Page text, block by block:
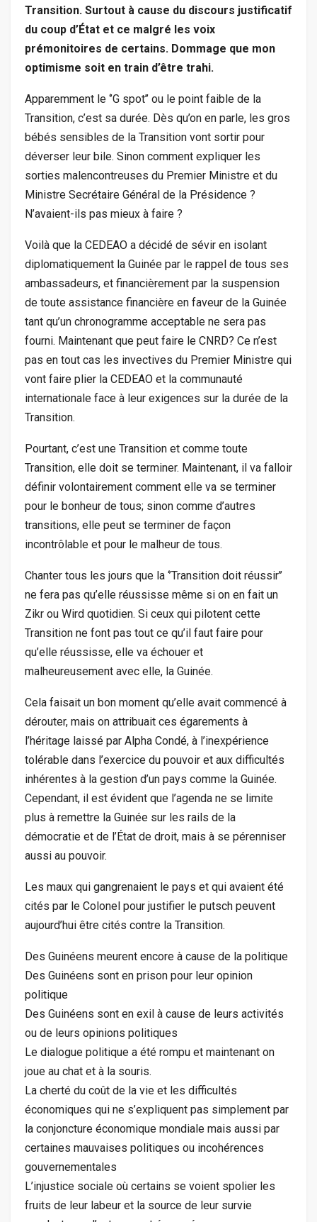
Transition. Surtout à cause du discours justificatif
du coup d’État et ce malgré les voix
prémonitoires de certains. Dommage que mon
optimisme soit en train d’être trahi.
Apparemment le ‘’G spot’’ ou le point faible de la
Transition, c’est sa durée. Dès qu’on en parle, les gros
bébés sensibles de la Transition vont sortir pour
déverser leur bile. Sinon comment expliquer les
sorties malencontreuses du Premier Ministre et du
Ministre Secrétaire Général de la Présidence ?
N’avaient-ils pas mieux à faire ?
Voilà que la CEDEAO a décidé de sévir en isolant
diplomatiquement la Guinée par le rappel de tous ses
ambassadeurs, et financièrement par la suspension
de toute assistance financière en faveur de la Guinée
tant qu’un chronogramme acceptable ne sera pas
fourni. Maintenant que peut faire le CNRD? Ce n’est
pas en tout cas les invectives du Premier Ministre qui
vont faire plier la CEDEAO et la communauté
internationale face à leur exigences sur la durée de la
Transition.
Pourtant, c’est une Transition et comme toute
Transition, elle doit se terminer. Maintenant, il va falloir
définir volontairement comment elle va se terminer
pour le bonheur de tous; sinon comme d’autres
transitions, elle peut se terminer de façon
incontrôlable et pour le malheur de tous.
Chanter tous les jours que la ‘’Transition doit réussir’’
ne fera pas qu’elle réussisse même si on en fait un
Zikr ou Wird quotidien. Si ceux qui pilotent cette
Transition ne font pas tout ce qu’il faut faire pour
qu’elle réussisse, elle va échouer et
malheureusement avec elle, la Guinée.
Cela faisait un bon moment qu’elle avait commencé à
dérouter, mais on attribuait ces égarements à
l’héritage laissé par Alpha Condé, à l’inexpérience
tolérable dans l’exercice du pouvoir et aux difficultés
inhérentes à la gestion d’un pays comme la Guinée.
Cependant, il est évident que l’agenda ne se limite
plus à remettre la Guinée sur les rails de la
démocratie et de l’État de droit, mais à se pérenniser
aussi au pouvoir.
Les maux qui gangrenaient le pays et qui avaient été
cités par le Colonel pour justifier le putsch peuvent
aujourd’hui être cités contre la Transition.
Des Guinéens meurent encore à cause de la politique
Des Guinéens sont en prison pour leur opinion
politique
Des Guinéens sont en exil à cause de leurs activités
ou de leurs opinions politiques
Le dialogue politique a été rompu et maintenant on
joue au chat et à la souris.
La cherté du coût de la vie et les difficultés
économiques qui ne s’expliquent pas simplement par
la conjoncture économique mondiale mais aussi par
certaines mauvaises politiques ou incohérences
gouvernementales
L’injustice sociale où certains se voient spolier les
fruits de leur labeur et la source de leur survie